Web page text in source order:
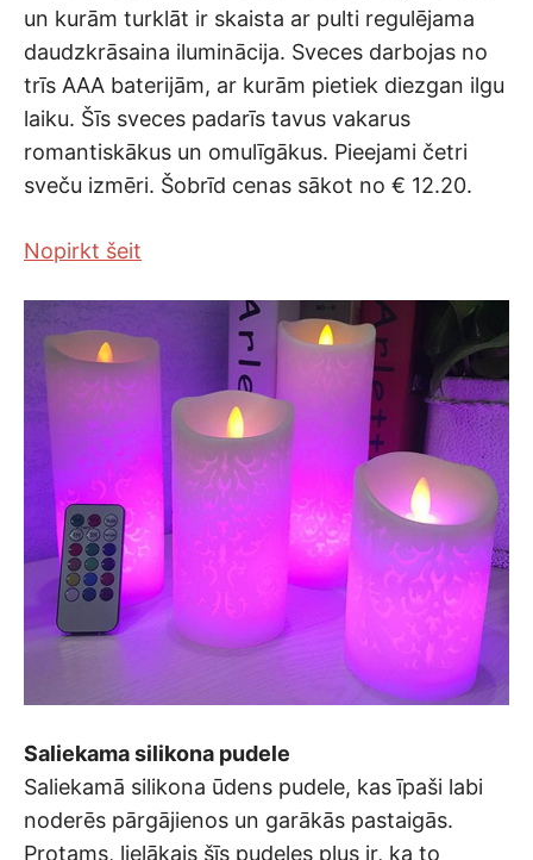
un kurām turklāt ir skaista ar pulti regulējama
daudzkrāsaina iluminācija. Sveces darbojas no
trīs AAA baterijām, ar kurām pietiek diezgan ilgu
laiku. Šīs sveces padarīs tavus vakarus
romantiskākus un omulīgākus. Pieejami četri
sveču izmēri. Šobrīd cenas sākot no € 12.20.
Nopirkt šeit
Saliekama silikona pudele
Saliekamā silikona ūdens pudele, kas īpaši labi
noderēs pārgājienos un garākās pastaigās.
Protams, lielākais šīs pudeles plus ir, ka to